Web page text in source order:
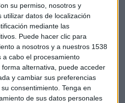
su permiso, nosotros y
utilizar datos de localización
mediante las
Puede hacer clic para
a nosotros y a nuestros 1538
a cabo el procesamiento
alternativa, puede acceder
y cambiar sus preferencias
consentimiento. Tenga en
de sus datos personales
con un comportamiento muy
caída del 16,5% pero en
Alerta que también va a
que "se vuelva a ver un
a ello, se puede plantear
en zonas de 2,86.